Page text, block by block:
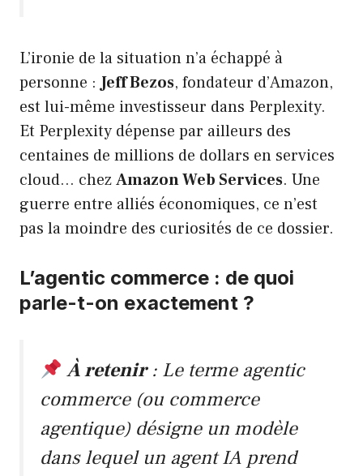
L’ironie de la situation n’a échappé à
personne :Jeff Bezos, fondateur d’Amazon,
est lui-même investisseur dans Perplexity.
Et Perplexity dépense par ailleurs des
centaines de millions de dollars en services
cloud… chezAmazon Web Services. Une
guerre entre alliés économiques, ce n’est
pas la moindre des curiosités de ce dossier.
L’agentic commerce : de quoi
parle-t-on exactement ?
À retenir: Le termeagentic
commerce(ou commerce
agentique) désigne un modèle
dans lequel un agent IA prend